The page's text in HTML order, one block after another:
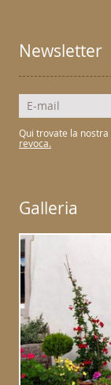
Newsletter
Qui trovate la nostra
revoca.
Galleria